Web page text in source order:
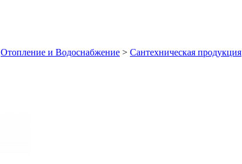
Отопление и Водоснабжение > Сантехническая продукция